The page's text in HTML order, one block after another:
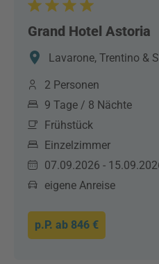
Grand Hotel Astoria
Lavarone, Trentino &
2 Personen
9 Tage / 8 Nächte
Frühstück
Einzelzimmer
07.09.2026 -
eigene Anreise
p.P. ab 846 €